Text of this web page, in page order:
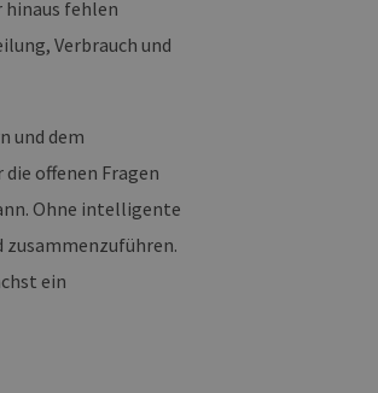
hinaus fehlen
Verbrauch und
und dem
offenen Fragen
Ohne intelligente
zusammenzuführen.
ein